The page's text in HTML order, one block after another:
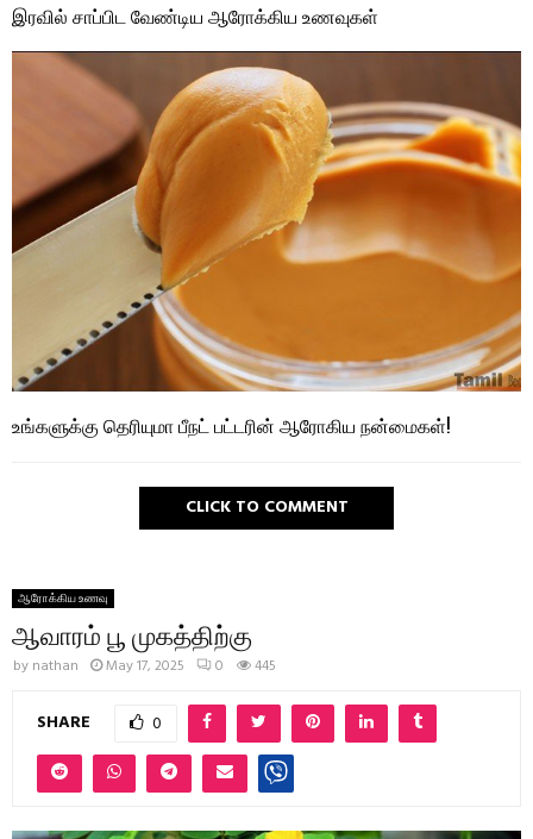
இரவில் சாப்பிட வேண்டிய ஆரோக்கிய உணவுகள்
உங்களுக்கு தெரியுமா பீநட் பட்டரின் ஆரோகிய நன்மைகள்!
CLICK TO COMMENT
ஆரோக்கிய உணவு
ஆவாரம் பூ முகத்திற்கு
by nathan May 17, 2025 0 445
SHARE 0